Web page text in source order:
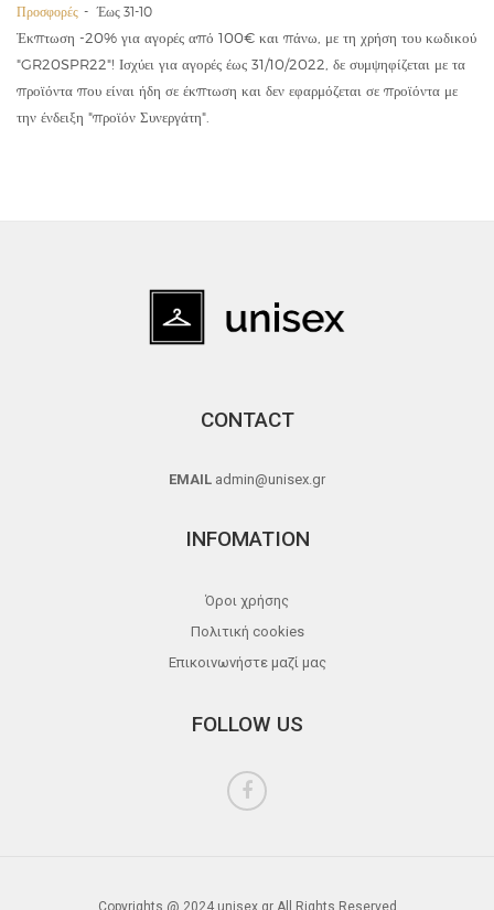
Προσφορές Έως 31-10
Έκπτωση -20% για αγορές από 100€ και πάνω, με τη χρήση του κωδικού
"GR20SPR22"! Ισχύει για αγορές έως 31/10/2022, δε συμψηφίζεται με τα
προϊόντα που είναι ήδη σε έκπτωση και δεν εφαρμόζεται σε προϊόντα με
την ένδειξη "προϊόν Συνεργάτη".
CONTACT
EMAIL admin@unisex.gr
INFOMATION
Όροι χρήσης
Πολιτική cookies
Επικοινωνήστε μαζί μας
FOLLOW US
Copyrights @ 2024 unisex.gr All Rights Reserved